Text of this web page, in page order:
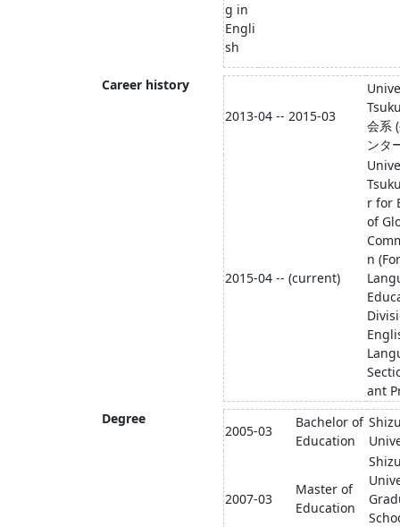
g in
Engli
sh
Career history
2013-04 -- 2015-03
会系
ンタ
2015-04 -- (current)
r for
of
n
ant
Degree
2005-03
Bachelor of
Education
2007-03
Master of
Education